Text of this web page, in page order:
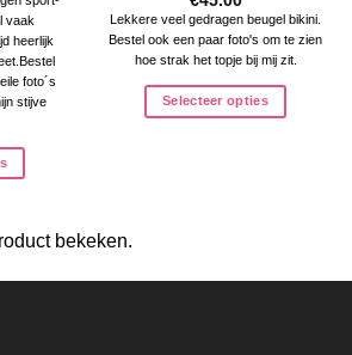
vaak
heerlijk
foto´s
stijve
Lekkere veel gedragen beugel bikini.
Bestel ook een paar foto's om te zien
hoe strak het topje bij mij zit.
Selecteer opties
bekeken.